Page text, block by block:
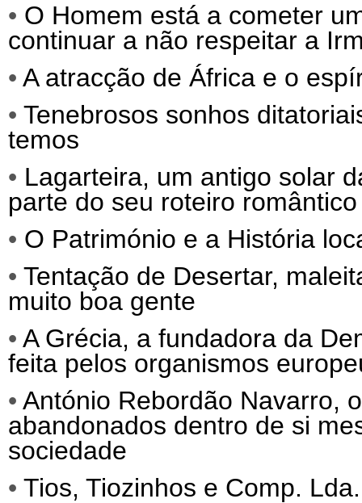
• O Homem está a cometer
continuar a não respeitar a
• A atracção de África e o
• Tenebrosos sonhos
temos
• Lagarteira, um antigo solar
parte do seu roteiro romântico
• O Património e a História
• Tentação de Desertar,
muito boa gente
• A Grécia, a fundadora da
feita pelos organismos
• António Rebordão Navarro,
abandonados dentro de si
sociedade
• Tios, Tiozinhos e Comp. Lda.